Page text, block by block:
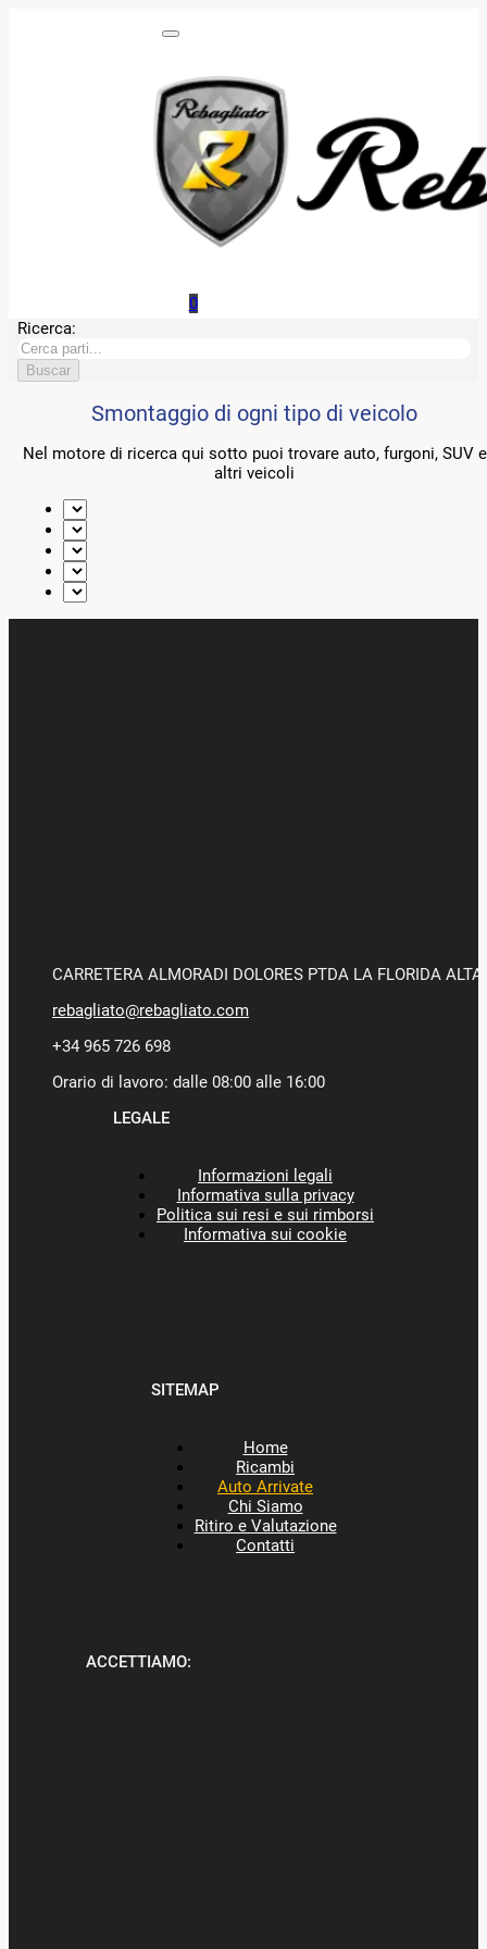
0
Ricerca:
Smontaggio di ogni tipo di veicolo
Nel motore di ricerca qui sotto puoi trovare auto, furgoni, SUV e
altri veicoli
CARRETERA ALMORADI DOLORES PTDA LA FLORIDA
rebagliato@rebagliato.com
+34 965 726 698
Orario di lavoro: dalle 08:00 alle 16:00
LEGALE
Informazioni legali
Informativa sulla privacy
Politica sui resi e sui rimborsi
Informativa sui cookie
SITEMAP
Home
Ricambi
Auto Arrivate
Chi Siamo
Ritiro e Valutazione
Contatti
ACCETTIAMO: